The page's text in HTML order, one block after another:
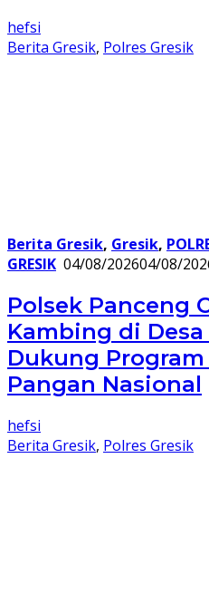
hefsi
Berita Gresik, Polres Gresik
Berita Gresik, Gresik,
GRESIK 04/08/202604/08/
Polsek Panceng
Kambing di
Dukung
Pangan Nasional
hefsi
Berita Gresik, Polres Gresik